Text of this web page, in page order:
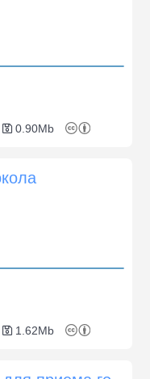
0.90Mb
1.62Mb